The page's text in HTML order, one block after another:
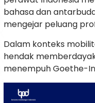
bahasa dan
mengejar peluang
Dalam konteks
hendak
menempuh Goethe-